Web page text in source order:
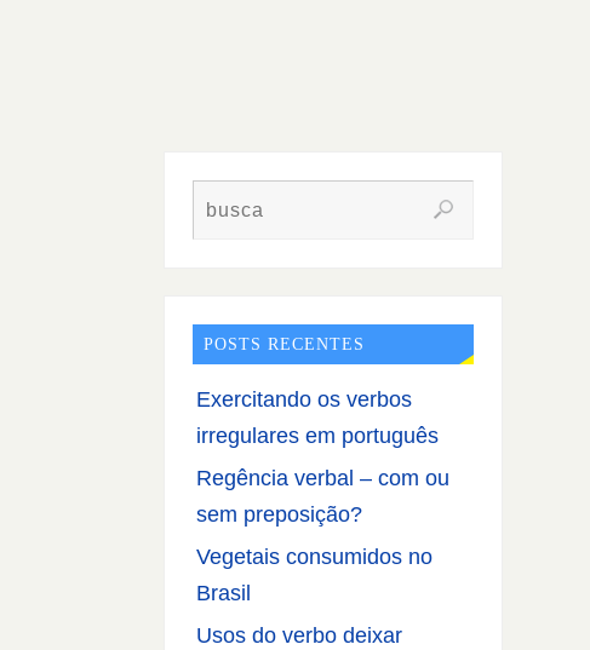
POSTS RECENTES
Exercitando os verbos
irregulares em português
Regência verbal – com ou
sem preposição?
Vegetais consumidos no
Brasil
Usos do verbo deixar